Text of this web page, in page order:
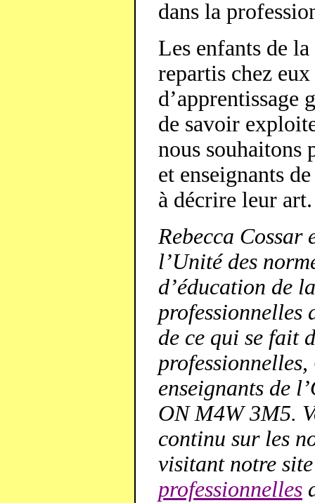
dans la
Les enfants de
repartis chez
d’apprentissage
de savoir
nous souhaitons
et enseignants
à décrire leur art.
Rebecca Cossar
l’Unité des
d’éducation de
professionnelles
de ce qui se fait
professionnelles,
enseignants de
ON M4W 3M5.
continu sur les
visitant notre
professionnelles